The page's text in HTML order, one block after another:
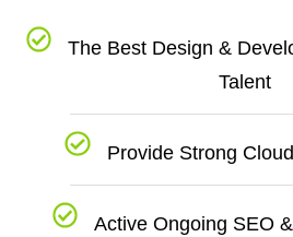
The Best Design &
Talent
Provide Strong
Active Ongoing SEO